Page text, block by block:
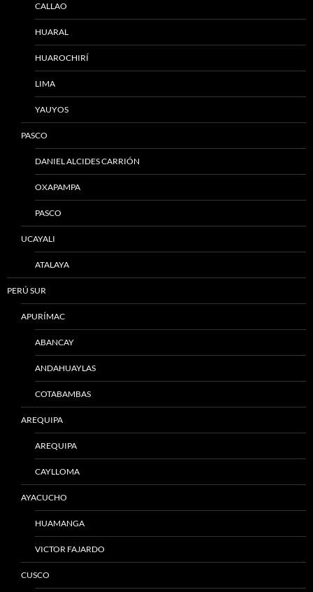
CALLAO
HUARAL
HUAROCHIRÍ
LIMA
YAUYOS
PASCO
DANIEL ALCIDES CARRIÓN
OXAPAMPA
PASCO
UCAYALI
ATALAYA
PERÚ SUR
APURÍMAC
ABANCAY
ANDAHUAYLAS
COTABAMBAS
AREQUIPA
AREQUIPA
CAYLLOMA
AYACUCHO
HUAMANGA
VICTOR FAJARDO
CUSCO